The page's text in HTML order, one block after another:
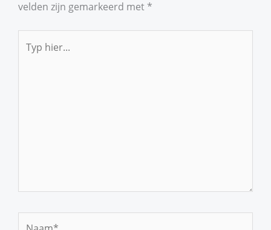
velden zijn gemarkeerd met *
hier...